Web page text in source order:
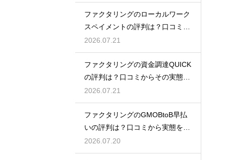
ファクタリングのローカルワーク
スペイメントの評判は？口コミで
実態を解説
2026.07.21
ファクタリングの資金調達QUICK
の評判は？口コミからその実態を
徹底解説
2026.07.21
ファクタリングのGMOBtoB早払
いの評判は？口コミから実態を徹
底解説
2026.07.20